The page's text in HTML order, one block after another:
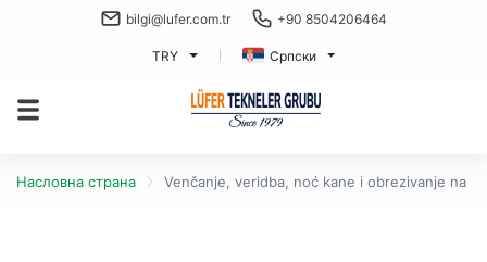
bilgi@lufer.com.tr +90 8504206464
TRY Српски
Насловна страна Venčanje, veridba, noć kane i obrezivanje na